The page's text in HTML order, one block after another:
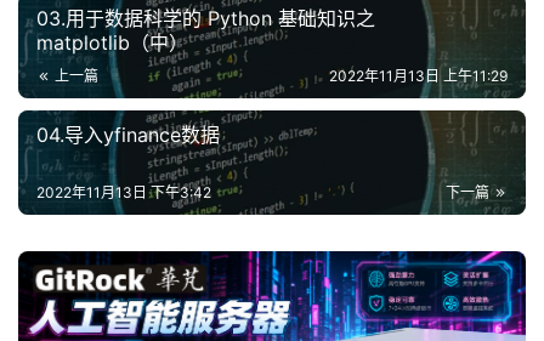
03.用于数据科学的 Python 基础知识之
matplotlib（中）
上一篇 2022年11月13日 上午11:29
04.导入yfinance数据
下一篇
2022年11月13日 下午3:42